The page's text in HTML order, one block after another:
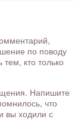
по поводу
кто только
Напишите
что
вы ходили с